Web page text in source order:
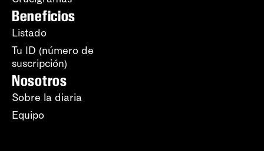
Beneficios
Listado
Tu ID (número de
suscripción)
Nosotros
Sobre la diaria
Equipo